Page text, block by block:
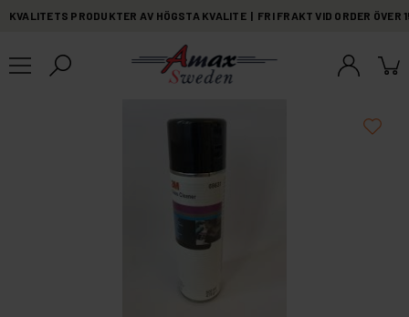
KVALITETS PRODUKTER AV HÖGSTA KVALITE | FRI FRAKT VID ORDER